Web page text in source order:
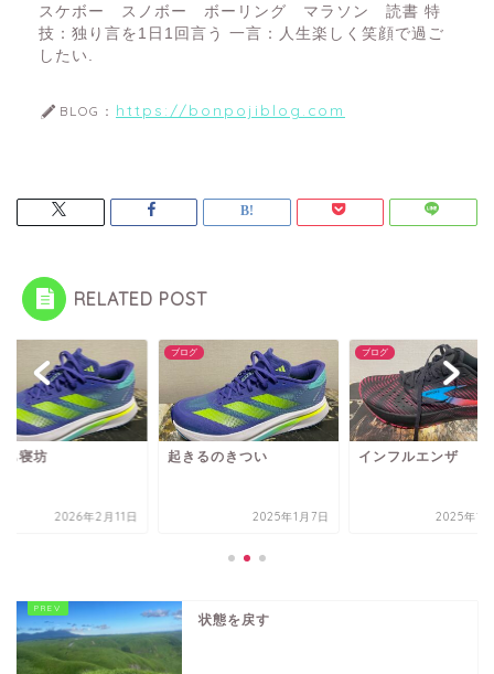
スケボー スノボー ボーリング マラソン 読書 特
技：独り言を1日1回言う 一言：人生楽しく笑顔で過ご
したい.
BLOG： https://bonpojiblog.com
RELATED POST
も寝坊
2026年2月11日
ブログ
起きるのきつい
2025年1月7日
ブログ
インフルエンザ
2025年12
状態を戻す